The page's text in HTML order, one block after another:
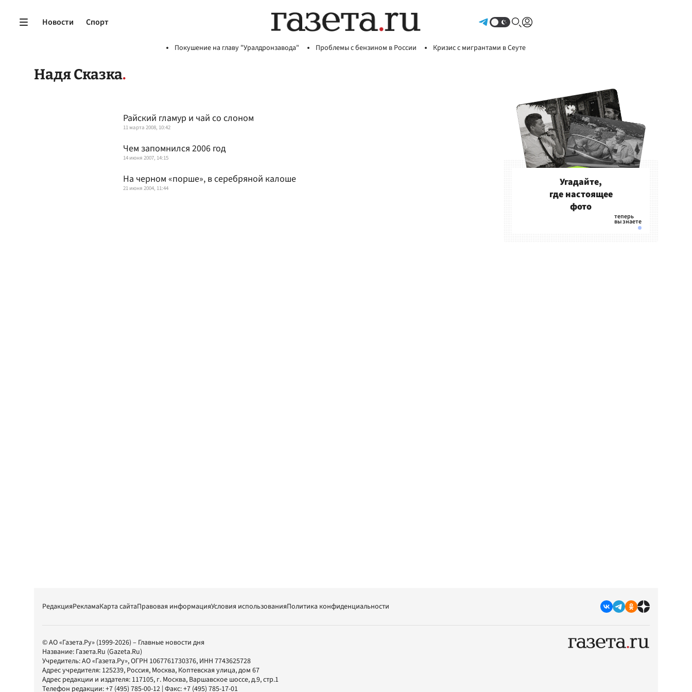
Новости Спорт
Покушение на главу "Уралдронзавода" Проблемы с бензином в России Кризис с мигрантами в Сеуте
Надя Сказка
Райский гламур и чай со слоном
11 марта 2008, 10:42
Чем запомнился 2006 год
14 июня 2007, 14:15
На черном «порше», в серебряной калоше
21 июня 2004, 11:44
Угадайте,
где настоящее
фото
РедакцияРекламаКарта сайтаПравовая информацияУсловия использованияПолитика конфиденциальности
© АО «Газета.Ру» (1999-2026) – Главные новости дня
Название: Газета.Ru (Gazeta.Ru)
Учредитель:АО «Газета.Ру», ОГРН 1067761730376, ИНН 7743625728
Адрес учредителя: 125239, Россия, Москва, Коптевская улица, дом 67
Адрес редакции и издателя: 117105, г. Москва, Варшавское шоссе, д.9, стр.1
Телефон редакции:+7 (495) 785-00-12 | Факс:+7 (495) 785-17-01